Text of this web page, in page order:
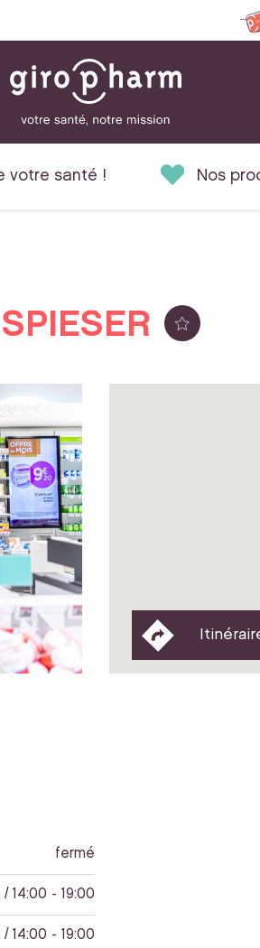
votre santé ! Nos
fermé
14:00 - 19:00
14:00 - 19:00